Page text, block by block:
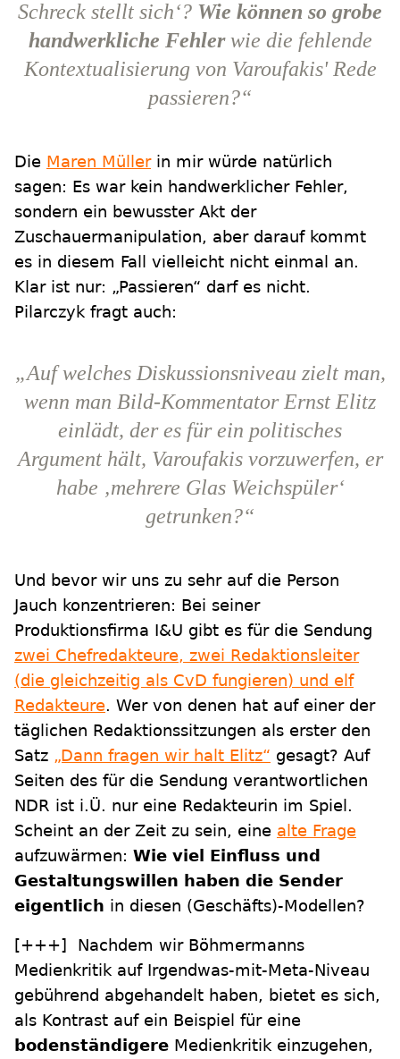
Schreck stellt sich‘? Wie können so grobe
handwerkliche Fehlerwie die fehlende
Kontextualisierung von Varoufakis' Rede
passieren?“
Die Maren Müllerin mir würde natürlich
sagen: Es war kein handwerklicher Fehler,
sondern ein bewusster Akt der
Zuschauermanipulation, aber darauf kommt
es in diesem Fall vielleicht nicht einmal an.
Klar ist nur: „Passieren“ darf es nicht.
Pilarczyk fragt auch:
„Auf welches Diskussionsniveau zielt man,
wenn man Bild-Kommentator Ernst Elitz
einlädt, der es für ein politisches
Argument hält, Varoufakis vorzuwerfen, er
habe ‚mehrere Glas Weichspüler‘
getrunken?“
Und bevor wir uns zu sehr auf die Person
Jauch konzentrieren: Bei seiner
Produktionsfirma I&U gibt es für die Sendung
zwei Chefredakteure, zwei Redaktionsleiter
(die gleichzeitig als CvD fungieren) und elf
Redakteure. Wer von denen hat auf einer der
täglichen Redaktionssitzungen als erster den
Satz „Dann fragen wir halt Elitz“ gesagt? Auf
Seiten des für die Sendung verantwortlichen
NDR ist i.Ü. nur eine Redakteurin im Spiel.
Scheint an der Zeit zu sein, eine alte Frage
aufzuwärmen: Wie viel Einfluss und
Gestaltungswillen haben die Sender
eigentlich in diesen (Geschäfts)-Modellen?
[+++] Nachdem wir Böhmermanns
Medienkritik auf Irgendwas-mit-Meta-Niveau
gebührend abgehandelt haben, bietet es sich,
als Kontrast auf ein Beispiel für eine
bodenständigere Medienkritik einzugehen,